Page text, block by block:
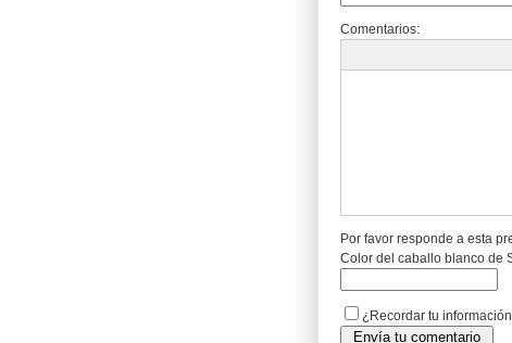
Comentarios:
Por favor responde a esta
Color del caballo blanco de
¿Recordar tu